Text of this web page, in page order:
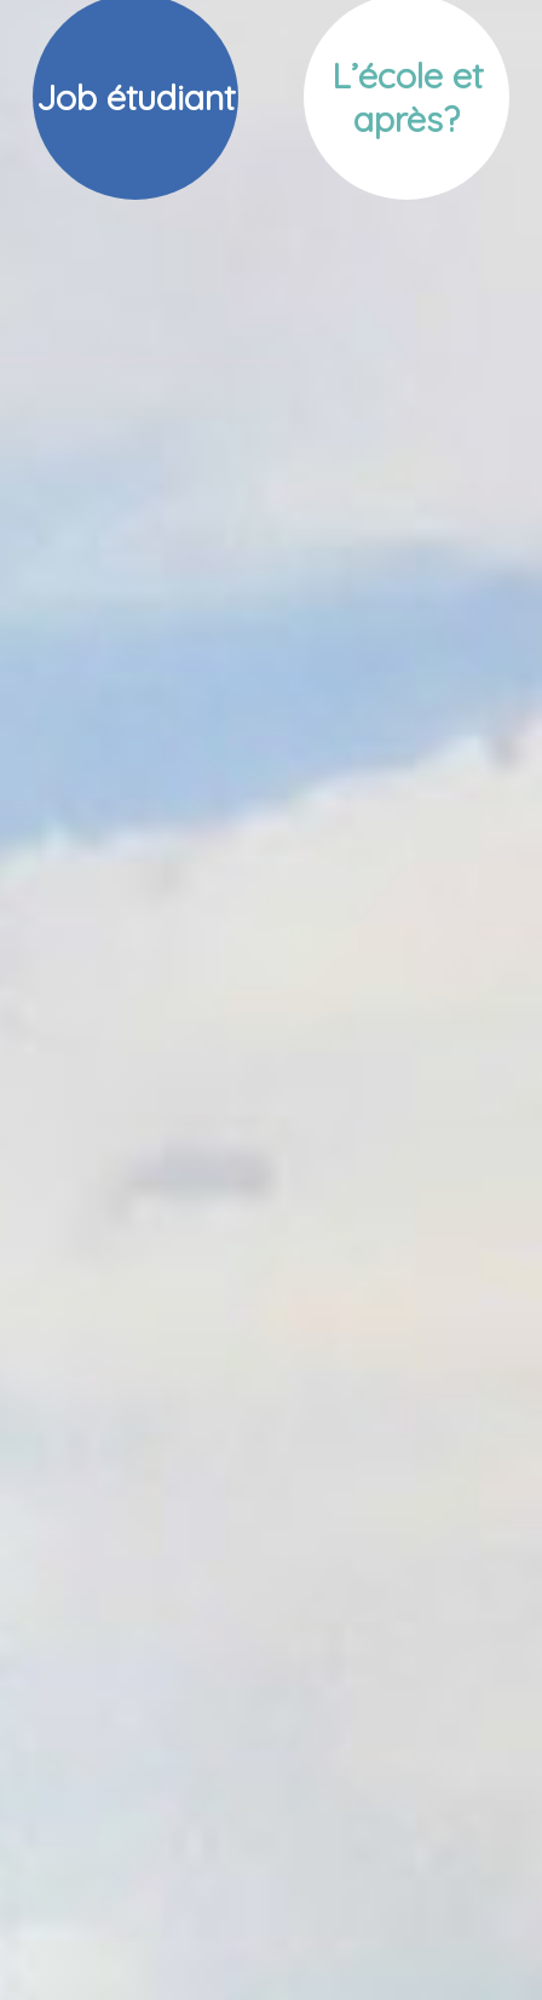
Job étudiant
L’école et
après?